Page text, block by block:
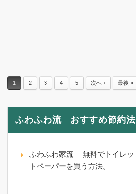
1 2 3 4 5 次へ › 最後 »
ふわふわ流 おすすめ節約法
ふわふわ家流 無料でトイレッ
トペーパーを買う方法。